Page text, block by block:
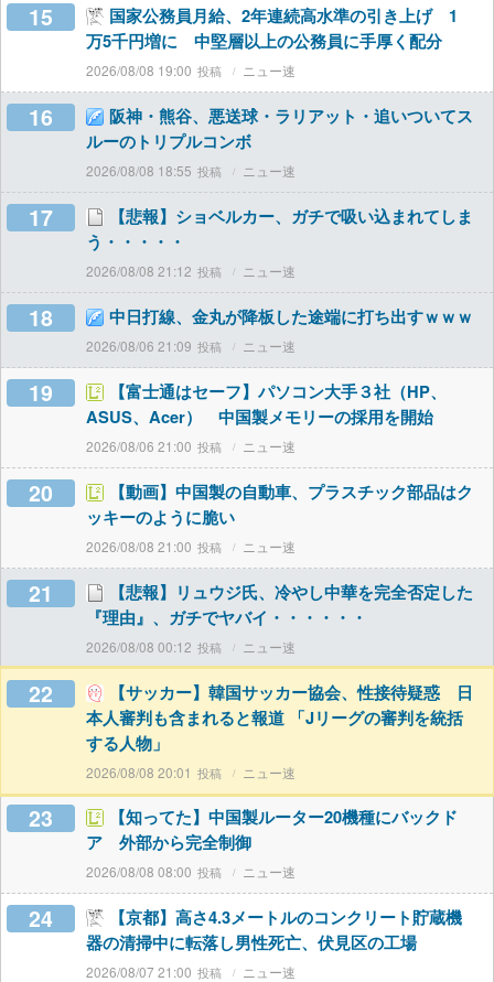
15
国家公務員月給、2年連続高水準の引き上げ 1
万5千円増に 中堅層以上の公務員に手厚く配分
2026/08/08 19:00 ニュー速
16
阪神・熊谷、悪送球・ラリアット・追いついてス
ルーのトリプルコンボ
2026/08/08 18:55 ニュー速
17
【悲報】ショベルカー、ガチで吸い込まれてしま
う・・・・・
2026/08/08 21:12 ニュー速
18 中日打線、金丸が降板した途端に打ち出すｗｗｗ
2026/08/06 21:09 ニュー速
19
【富士通はセーフ】パソコン大手３社（HP、
ASUS、Acer） 中国製メモリーの採用を開始
2026/08/06 21:00 ニュー速
20
【動画】中国製の自動車、プラスチック部品はク
ッキーのように脆い
2026/08/08 21:00 ニュー速
21
【悲報】リュウジ氏、冷やし中華を完全否定した
『理由』、ガチでヤバイ・・・・・・
2026/08/08 00:12 ニュー速
22
【サッカー】韓国サッカー協会、性接待疑惑 日
本人審判も含まれると報道 「Jリーグの審判を統括
する人物」
2026/08/08 20:01 ニュー速
23
【知ってた】中国製ルーター20機種にバックド
ア 外部から完全制御
2026/08/08 08:00 ニュー速
24
【京都】高さ4.3メートルのコンクリート貯蔵機
器の清掃中に転落し男性死亡、伏見区の工場
2026/08/07 21:00 ニュー速